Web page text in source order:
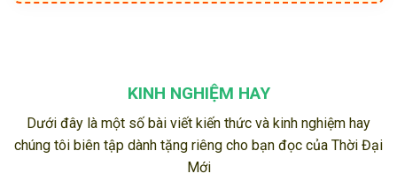
KINH NGHIỆM HAY
Dưới đây là một số bài viết kiến thức và kinh nghiệm hay
chúng tôi biên tập dành tặng riêng cho bạn đọc của Thời Đại
Mới